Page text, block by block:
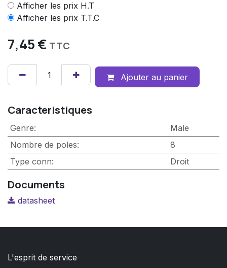
Afficher les prix H.T
Afficher les prix T.T.C
7,45€ TTC
Ajouter au panier
Caracteristiques
Genre:
Male
Nombre de poles:
8
Type conn: Droit
Documents
datasheet
L'esprit de service